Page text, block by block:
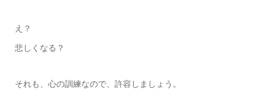
え？
悲しくなる？
それも、心の訓練なので、許容しましょう。